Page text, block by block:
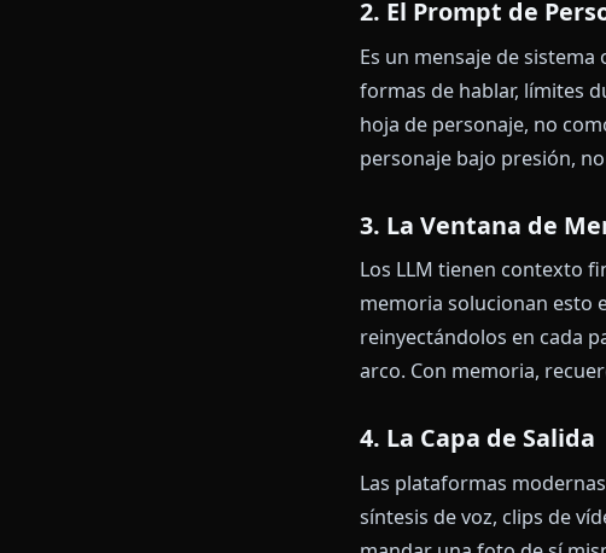
diferencia entre
1. El LLM Base
Es el motor.
instrucciones de
genéricos.
2. El Prompt de
Es un mensaje de
formas de hablar,
hoja de personaje,
personaje bajo